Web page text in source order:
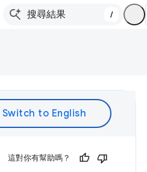
/
這對你有幫助嗎？